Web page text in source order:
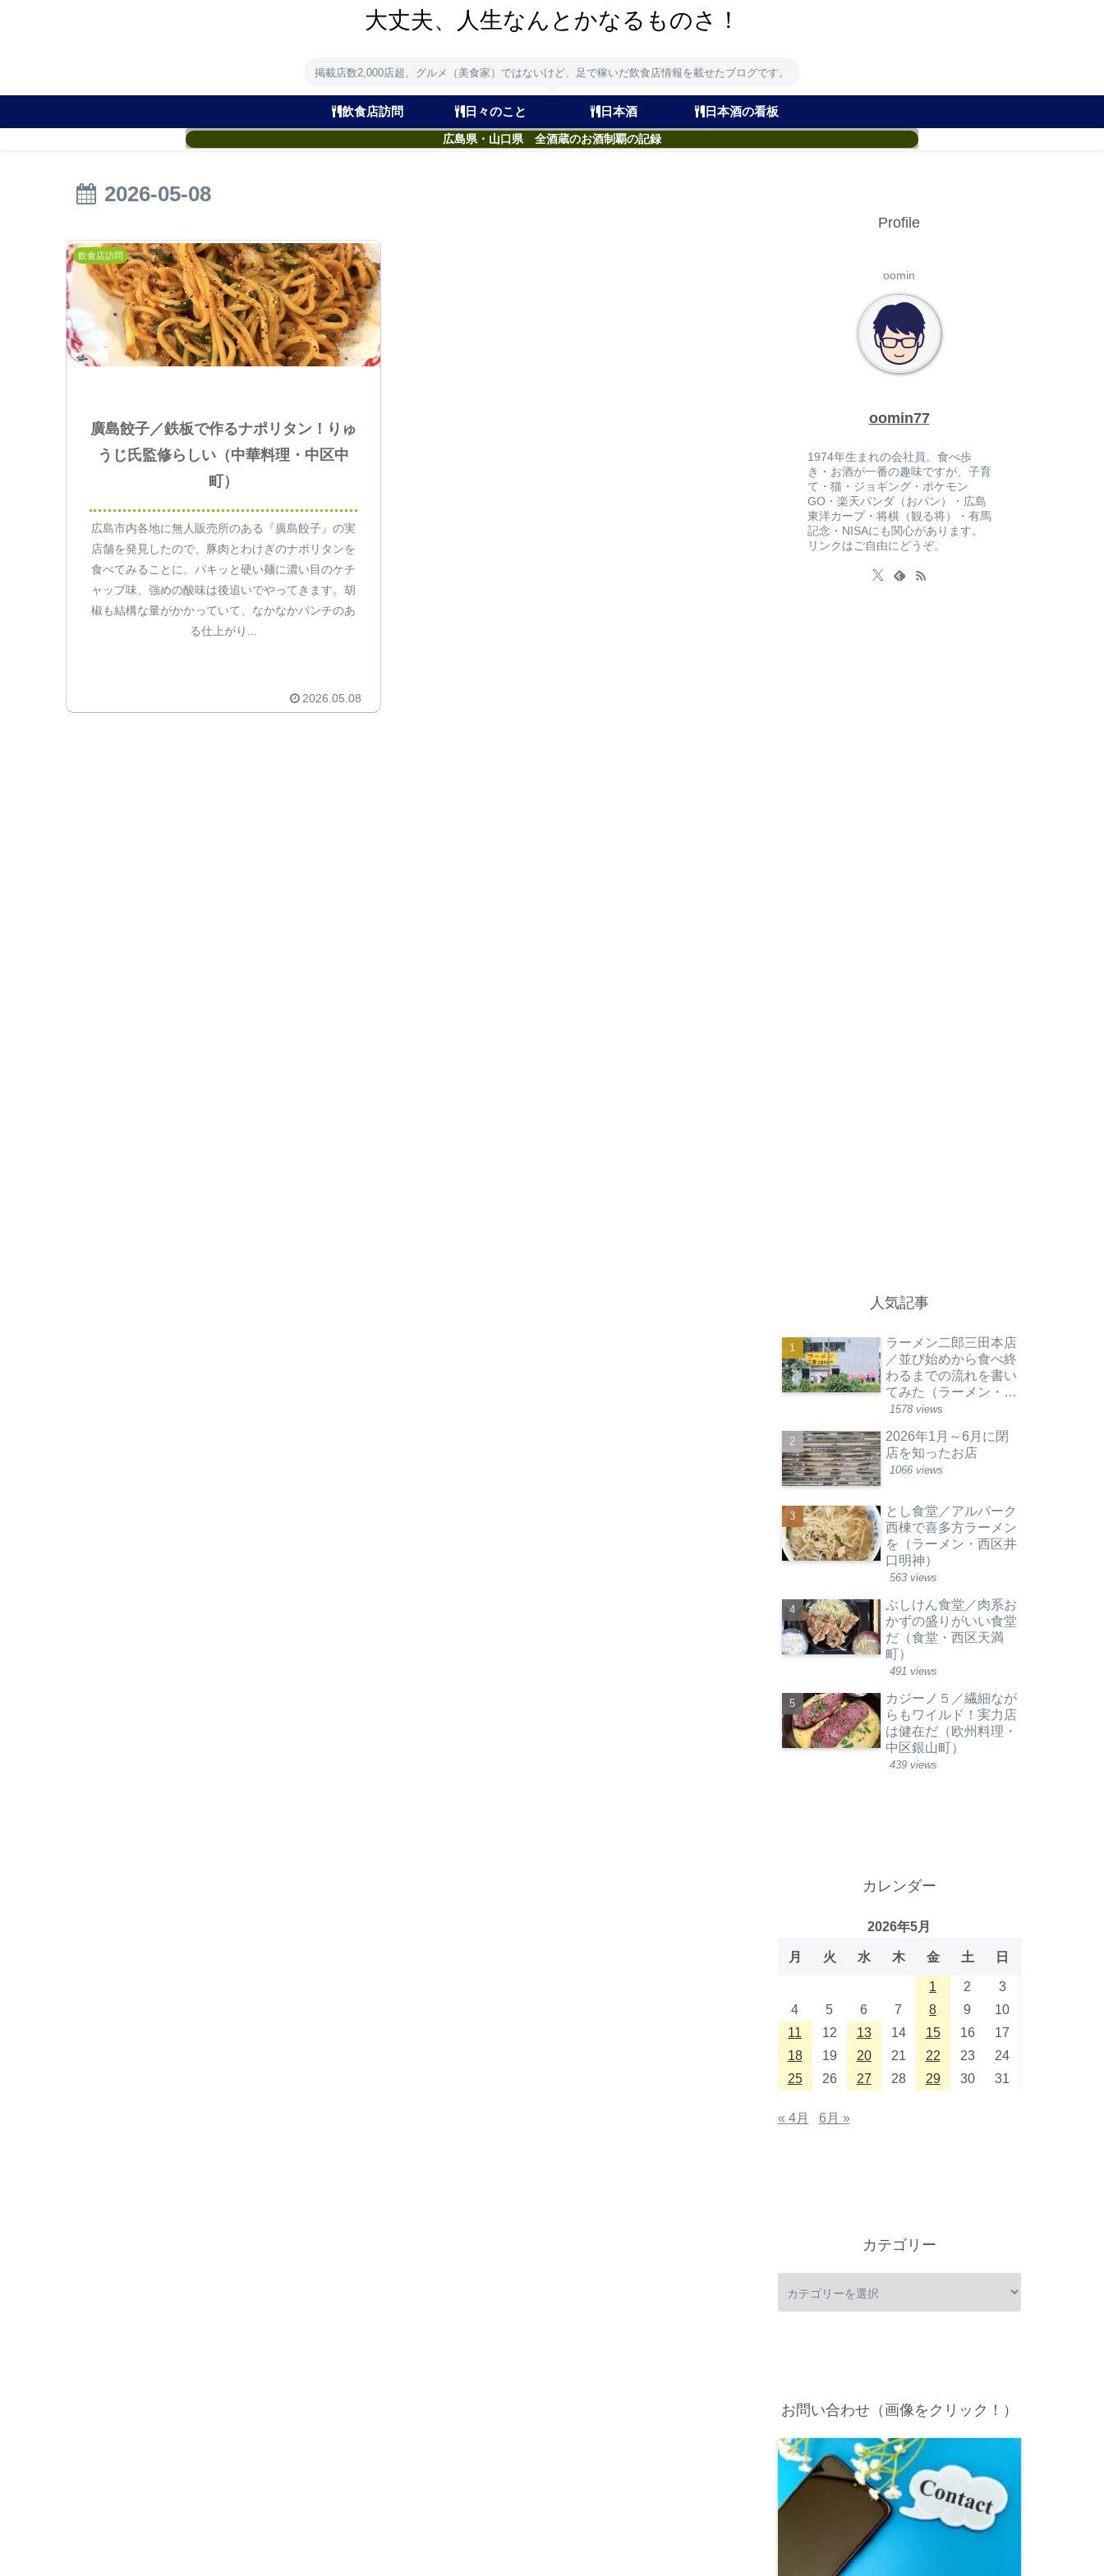
大丈夫、人生なんとかなるものさ！
掲載店数2,000店超。グルメ（美食家）ではないけど、足で稼いだ飲食店情報を載せたブログです。
飲食店訪問 日々のこと 日本酒 日本酒の看板
広島県・山口県 全酒蔵のお酒制覇の記録
2026-05-08
飲食店訪問
廣島餃子／鉄板で作るナポリタン！りゅ
うじ氏監修らしい（中華料理・中区中
町）
広島市内各地に無人販売所のある『廣島餃子』の実
店舗を発見したので、豚肉とわけぎのナポリタンを
食べてみることに。パキッと硬い麺に濃い目のケチ
ャップ味、強めの酸味は後追いでやってきます。胡
椒も結構な量がかかっていて、なかなかパンチのあ
る仕上がり...
2026.05.08
Profile
oomin
oomin77
1974年生まれの会社員。食べ歩
き・お酒が一番の趣味ですが、子育
て・猫・ジョギング・ポケモン
GO・楽天パンダ（おパン）・広島
東洋カープ・将棋（観る将）・有馬
記念・NISAにも関心があります。
リンクはご自由にどうぞ。
人気記事
ラーメン二郎三田本店
／並び始めから食べ終
わるまでの流れを書い
てみた（ラーメン・東
京都港区）
1578 views
2026年1月～6月に閉
店を知ったお店
1066 views
とし食堂／アルパーク
西棟で喜多方ラーメン
を（ラーメン・西区井
口明神）
563 views
ぶしけん食堂／肉系お
かずの盛りがいい食堂
だ（食堂・西区天満
町）
491 views
カジーノ５／繊細なが
らもワイルド！実力店
は健在だ（欧州料理・
中区銀山町）
439 views
カレンダー
2026年5月
月 火 水 木 金 土 日
1 2
3
4
5 6 7 8 9
10
11
12 13 14 15 16
17
18
19 20 21 22 23
24
25
26 27 28 29 30 31
« 4月 6月 »
カテゴリー
お問い合わせ（画像をクリック！）